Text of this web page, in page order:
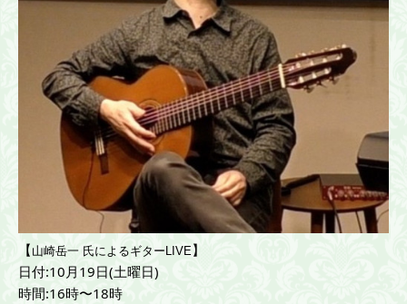
【 山崎岳一 氏によるギターLIVE】
日付:10月19日(土曜日)
時間:16時〜18時